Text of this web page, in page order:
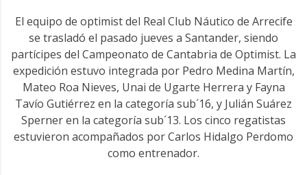
El equipo de optimist del Real Club Náutico de Arrecife
se trasladó el pasado jueves a Santander, siendo
partícipes del Campeonato de Cantabria de Optimist. La
expedición estuvo integrada por Pedro Medina Martín,
Mateo Roa Nieves, Unai de Ugarte Herrera y Fayna
Tavío Gutiérrez en la categoría sub´16, y Julián Suárez
Sperner en la categoría sub´13. Los cinco regatistas
estuvieron acompañados por Carlos Hidalgo Perdomo
como entrenador.